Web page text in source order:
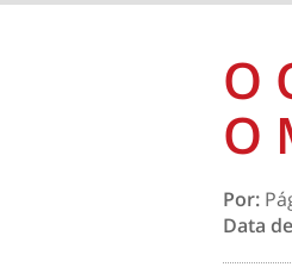
O
O
Por:
Data